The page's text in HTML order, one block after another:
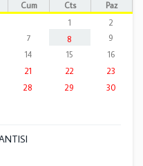
Cum Cts
Paz
1
2
7 8
9
14 15
16
21 22
23
28 29
30